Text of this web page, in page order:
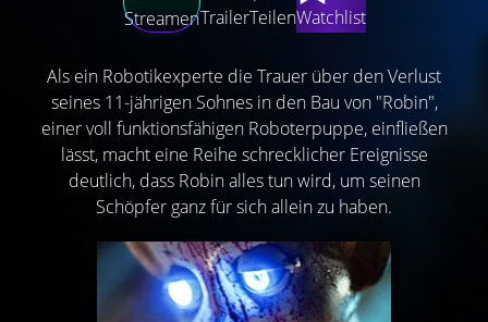
StreamenTrailerTeilenWatchlist
Als ein Robotikexperte die Trauer über den Verlust
seines 11-jährigen Sohnes in den Bau von "Robin",
einer voll funktionsfähigen Roboterpuppe, einfließen
lässt, macht eine Reihe schrecklicher Ereignisse
deutlich, dass Robin alles tun wird, um seinen
Schöpfer ganz für sich allein zu haben.